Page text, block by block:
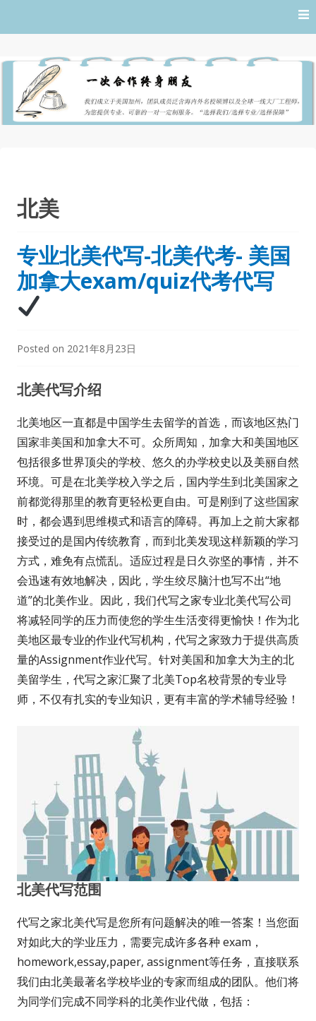
北美
专业北美代写-北美代考- 美国
加拿大exam/quiz代考代写
Posted on 2021年8月23日
北美代写介绍
北美地区一直都是中国学生去留学的首选，而该地区热门
国家非美国和加拿大不可。众所周知，加拿大和美国地区
包括很多世界顶尖的学校、悠久的办学校史以及美丽自然
环境。可是在北美学校入学之后，国内学生到北美国家之
前都觉得那里的教育更轻松更自由。可是刚到了这些国家
时，都会遇到思维模式和语言的障碍。再加上之前大家都
接受过的是国内传统教育，而到北美发现这样新颖的学习
方式，难免有点慌乱。适应过程是日久弥坚的事情，并不
会迅速有效地解决，因此，学生绞尽脑汁也写不出“地
道”的北美作业。因此，我们代写之家专业北美代写公司
将减轻同学的压力而使您的学生生活变得更愉快！作为北
美地区最专业的作业代写机构，代写之家致力于提供高质
量的Assignment作业代写。针对美国和加拿大为主的北
美留学生，代写之家汇聚了北美Top名校背景的专业导
师，不仅有扎实的专业知识，更有丰富的学术辅导经验！
北美代写范围
代写之家北美代写是您所有问题解决的唯一答案！当您面
对如此大的学业压力，需要完成许多各种 exam，
homework,essay,paper, assignment等任务，直接联系
我们由北美最著名学校毕业的专家而组成的团队。他们将
为同学们完成不同学科的北美作业代做，包括：